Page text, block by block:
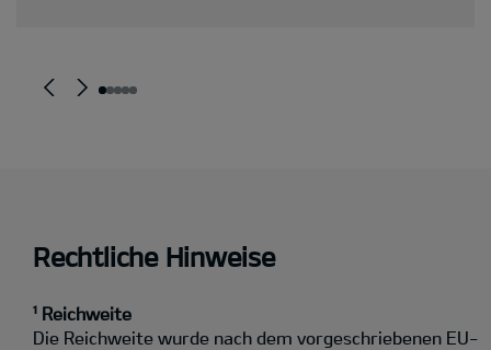
Rechtliche Hinweise
¹ Reichweite
Die Reichweite wurde nach dem vorgeschriebenen EU-